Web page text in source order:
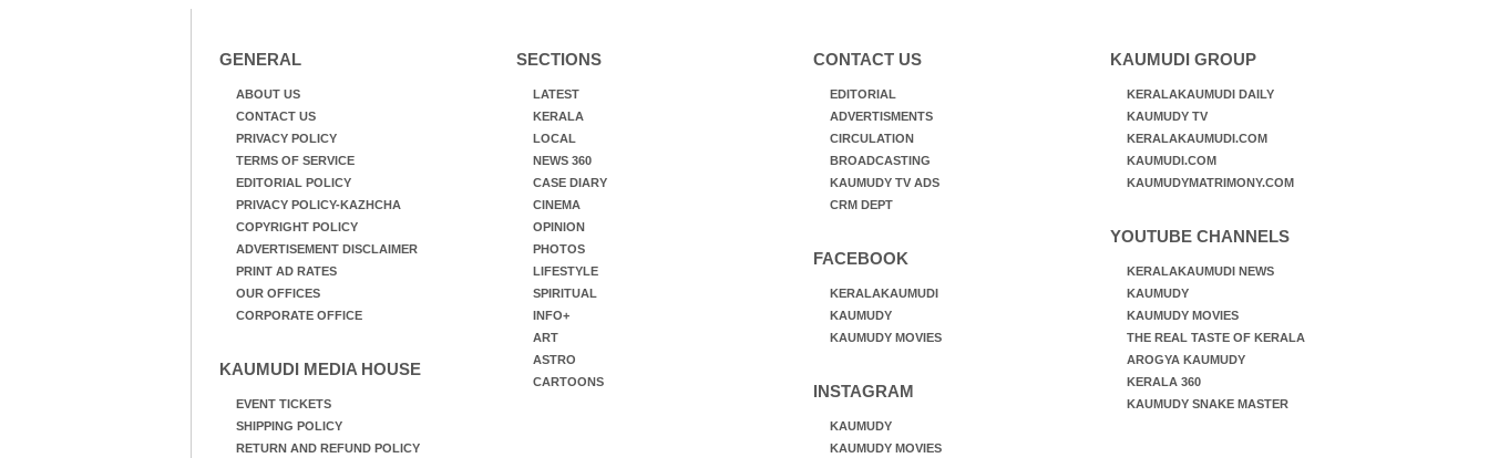
GENERAL
ABOUT US
CONTACT US
PRIVACY POLICY
TERMS OF SERVICE
EDITORIAL POLICY
PRIVACY POLICY-KAZHCHA
COPYRIGHT POLICY
ADVERTISEMENT DISCLAIMER
PRINT AD RATES
OUR OFFICES
CORPORATE OFFICE
KAUMUDI MEDIA HOUSE
EVENT TICKETS
SHIPPING POLICY
RETURN AND REFUND POLICY
SECTIONS
LATEST
KERALA
LOCAL
NEWS 360
CASE DIARY
CINEMA
OPINION
PHOTOS
LIFESTYLE
SPIRITUAL
INFO+
ART
ASTRO
CARTOONS
CONTACT US
EDITORIAL
ADVERTISMENTS
CIRCULATION
BROADCASTING
KAUMUDY TV ADS
CRM DEPT
FACEBOOK
KERALAKAUMUDI
KAUMUDY
KAUMUDY MOVIES
INSTAGRAM
KAUMUDY
KAUMUDY MOVIES
KAUMUDI GROUP
KERALAKAUMUDI DAILY
KAUMUDY TV
KERALAKAUMUDI.COM
KAUMUDI.COM
KAUMUDYMATRIMONY.COM
YOUTUBE CHANNELS
KERALAKAUMUDI NEWS
KAUMUDY
KAUMUDY MOVIES
THE REAL TASTE OF KERALA
AROGYA KAUMUDY
KERALA 360
KAUMUDY SNAKE MASTER